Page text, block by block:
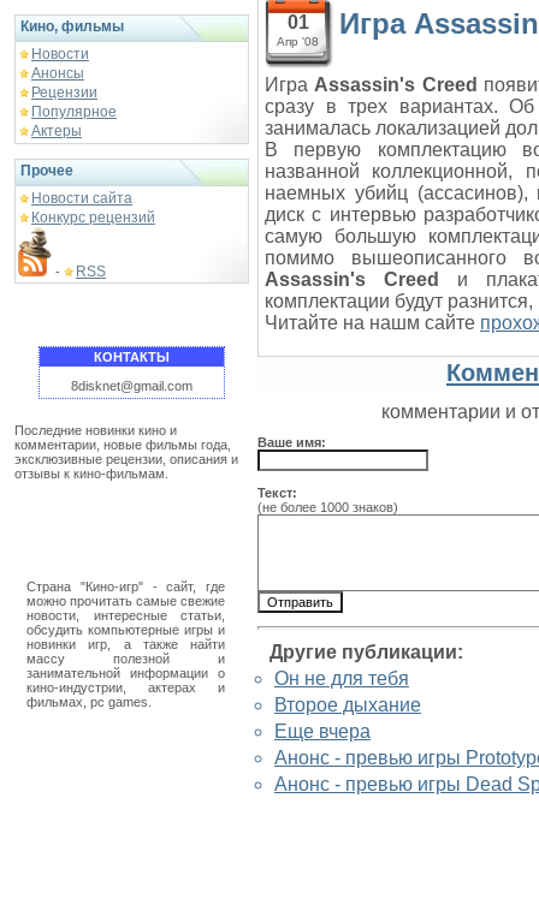
Кино, фильмы
Новости
Анонсы
Рецензии
Популярное
Актеры
Прочее
Новости сайта
Конкурс рецензий
- RSS
КОНТАКТЫ
8disknet@gmail.com
Последние новинки кино и
комментарии, новые фильмы года,
эксклюзивные рецензии, описания и
отзывы к кино-фильмам.
Страна "Кино-игр" - сайт, где
можно прочитать самые свежие
новости, интересные статьи,
обсудить компьютерные игры и
новинки игр, а также найти
массу полезной и
занимательной информации о
кино-индустрии, актерах и
фильмах, pc games.
01
Апр '08
Игра
Игра Assassin's Creed
сразу в трех вариантах.
занималась локализацией
В первую комплектацию
названной коллекционной,
наемных убийц (ассасинов),
диск с интервью
самую большую
помимо вышеописанного
Assassin's Creed
и
комплектации будут
Читайте на нашм сайте
комментарии и
Ваше имя:
Текст:
(не более 1000 знаков)
Другие публикации:
Он не для тебя
Второе дыхание
Еще вчера
Анонс - превью игры
Анонс - превью игры Dead